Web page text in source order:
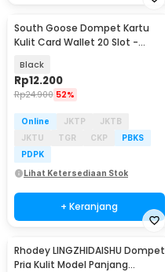
South Goose Dompet Kartu
Kulit Card Wallet 20 Slot -
Black
Rp12.200
Rp24.900 52%
Online JKTP
JKTB
JKTU
TGR CKP
PBKS
PDPK
Lihat Ketersediaan Stok
+ Keranjang
Rhodey LINGZHIDAISHU Dompet
Pria Kulit Model Panjang